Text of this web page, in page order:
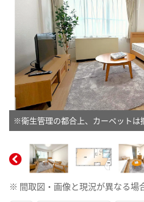
※衛生管理の都合上、カーペットは
※ 間取図・画像と現況が異なる場